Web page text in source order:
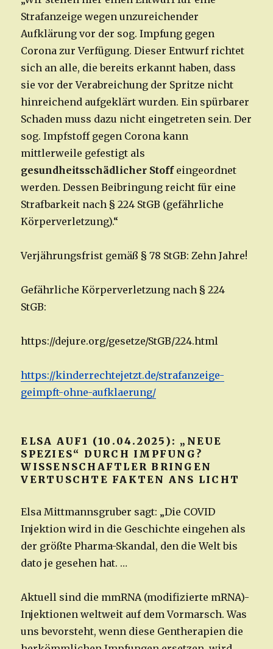
Strafanzeige wegen unzureichender
Aufklärung vor der sog. Impfung gegen
Corona zur Verfügung. Dieser Entwurf richtet
sich an alle, die bereits erkannt haben, dass
sie vor der Verabreichung der Spritze nicht
hinreichend aufgeklärt wurden. Ein spürbarer
Schaden muss dazu nicht eingetreten sein. Der
sog. Impfstoff gegen Corona kann
mittlerweile gefestigt als
gesundheitsschädlicher Stoffeingeordnet
werden. Dessen Beibringung reicht für eine
Strafbarkeit nach § 224 StGB (gefährliche
Körperverletzung).“
Verjährungsfrist gemäß § 78 StGB: Zehn Jahre!
Gefährliche Körperverletzung nach § 224
StGB:
https://dejure.org/gesetze/StGB/224.html
https://kinderrechtejetzt.de/strafanzeige-
geimpft-ohne-aufklaerung/
ELSA AUF1 (10.04.2025): „NEUE
SPEZIES“ DURCH IMPFUNG?
WISSENSCHAFTLER BRINGEN
VERTUSCHTE FAKTEN ANS LICHT
Elsa Mittmannsgruber sagt: „Die COVID
Injektion wird in die Geschichte eingehen als
der größte Pharma-Skandal, den die Welt bis
dato je gesehen hat. …
Aktuell sind die mmRNA (modifizierte mRNA)-
Injektionen weltweit auf dem Vormarsch. Was
uns bevorsteht, wenn diese Gentherapien die